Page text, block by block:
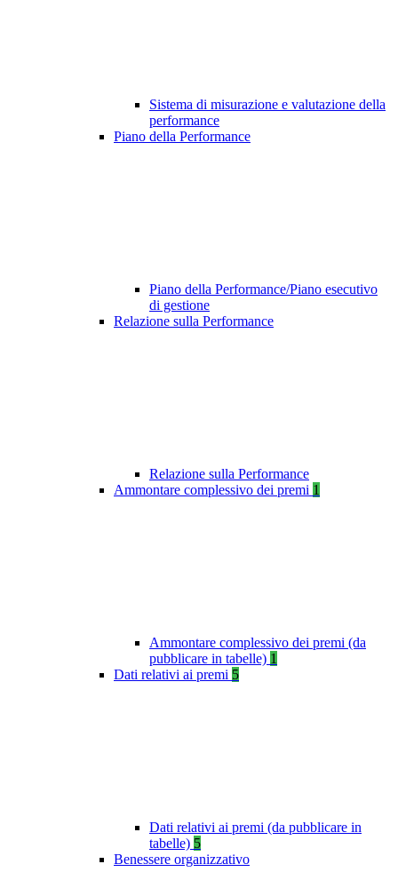
Sistema di misurazione e valutazione della
performance
Piano della Performance
Piano della Performance/Piano esecutivo
di gestione
Relazione sulla Performance
Relazione sulla Performance
Ammontare complessivo dei premi 1
Ammontare complessivo dei premi (da
pubblicare in tabelle) 1
Dati relativi ai premi 5
Dati relativi ai premi (da pubblicare in
tabelle) 5
Benessere organizzativo